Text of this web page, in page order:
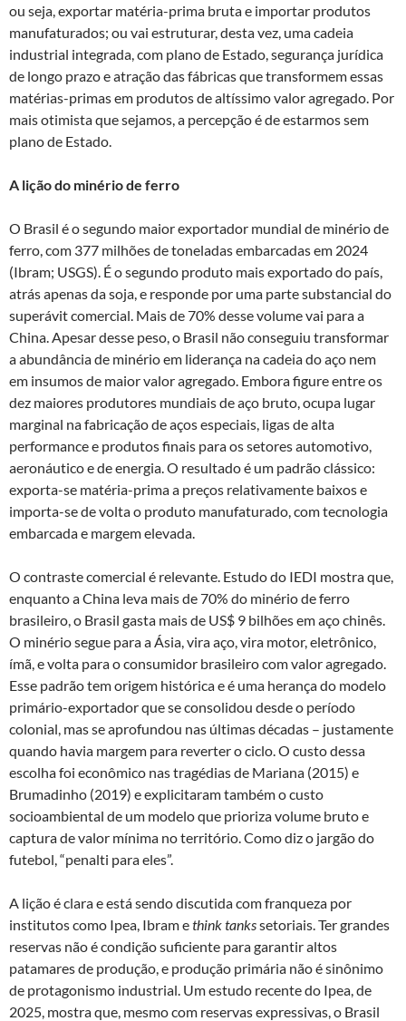
ou seja, exportar matéria-prima bruta e importar produtos
manufaturados; ou vai estruturar, desta vez, uma cadeia
industrial integrada, com plano de Estado, segurança jurídica
de longo prazo e atração das fábricas que transformem essas
matérias-primas em produtos de altíssimo valor agregado. Por
mais otimista que sejamos, a percepção é de estarmos sem
plano de Estado.
A lição do minério de ferro
O Brasil é o segundo maior exportador mundial de minério de
ferro, com 377 milhões de toneladas embarcadas em 2024
(Ibram; USGS). É o segundo produto mais exportado do país,
atrás apenas da soja, e responde por uma parte substancial do
superávit comercial. Mais de 70% desse volume vai para a
China. Apesar desse peso, o Brasil não conseguiu transformar
a abundância de minério em liderança na cadeia do aço nem
em insumos de maior valor agregado. Embora figure entre os
dez maiores produtores mundiais de aço bruto, ocupa lugar
marginal na fabricação de aços especiais, ligas de alta
performance e produtos finais para os setores automotivo,
aeronáutico e de energia. O resultado é um padrão clássico:
exporta-se matéria-prima a preços relativamente baixos e
importa-se de volta o produto manufaturado, com tecnologia
embarcada e margem elevada.
O contraste comercial é relevante. Estudo do IEDI mostra que,
enquanto a China leva mais de 70% do minério de ferro
brasileiro, o Brasil gasta mais de US$ 9 bilhões em aço chinês.
O minério segue para a Ásia, vira aço, vira motor, eletrônico,
ímã, e volta para o consumidor brasileiro com valor agregado.
Esse padrão tem origem histórica e é uma herança do modelo
primário-exportador que se consolidou desde o período
colonial, mas se aprofundou nas últimas décadas – justamente
quando havia margem para reverter o ciclo. O custo dessa
escolha foi econômico nas tragédias de Mariana (2015) e
Brumadinho (2019) e explicitaram também o custo
socioambiental de um modelo que prioriza volume bruto e
captura de valor mínima no território. Como diz o jargão do
futebol, “penalti para eles”.
A lição é clara e está sendo discutida com franqueza por
institutos como Ipea, Ibram ethink tankssetoriais. Ter grandes
reservas não é condição suficiente para garantir altos
patamares de produção, e produção primária não é sinônimo
de protagonismo industrial. Um estudo recente do Ipea, de
2025, mostra que, mesmo com reservas expressivas, o Brasil